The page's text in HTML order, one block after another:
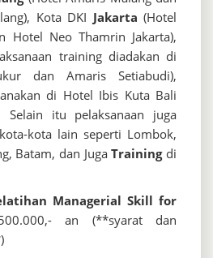
Kota DKI Jakarta (Hotel
Hotel Neo Thamrin Jakarta),
training diadakan di
dan Amaris Setiabudi),
di Hotel Ibis Kuta Bali
Selain itu pelaksanaan juga
kota lain seperti Lombok,
Batam, dan JugaTrainingdi
Managerial Skill for
an (**syarat dan